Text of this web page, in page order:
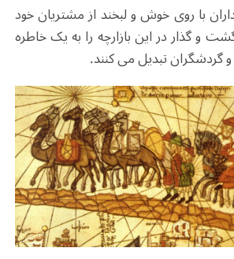
با روی خوش و لبخند از مشتریان خود
و گذار در این بازارچه را به یک خاطره
تبدیل می کنند.